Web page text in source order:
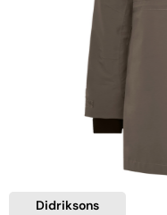
Didriksons